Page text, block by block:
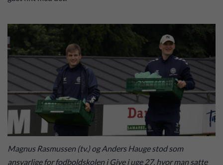
Magnus Rasmussen (tv.) og Anders Hauge stod som
ansvarlige for fodboldskolen i Give i uge 27, hvor man satte